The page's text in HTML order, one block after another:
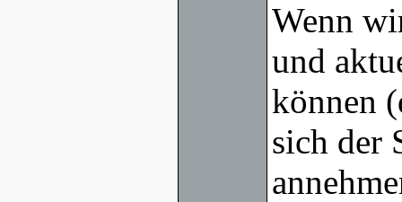
Wenn
und
können
sich der